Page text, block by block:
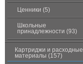
Ценники (5)
Школьные
принадлежности (93)
Картриджи и расходные
материалы (157)